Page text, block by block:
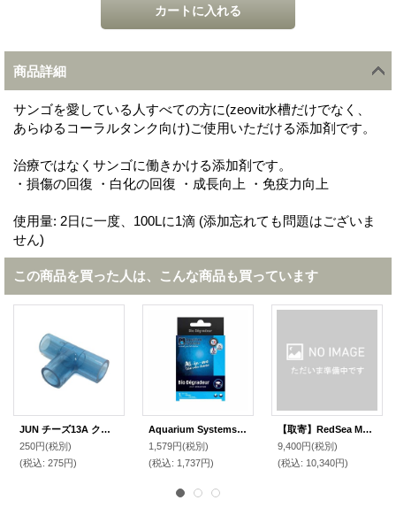
商品詳細
サンゴを愛している人すべての方に(zeovit水槽だけでなく、
あらゆるコーラルタンク向け)ご使用いただける添加剤です。
治療ではなくサンゴに働きかける添加剤です。
・損傷の回復 ・白化の回復 ・成長向上 ・免疫力向上
使用量: 2日に一度、100Lに1滴 (添加忘れても問題はございま
せん)
この商品を買った人は、こんな商品も買っています
JUN チーズ13A クリアブルー
250円(税別)
(税込: 275円)
Aquarium Systems バイオデグレイダーユニドス
1,579円(税別)
(税込: 1,737円)
【取寄】RedSea MAX Nano用 サンプスクリーン
9,400円(税別)
(税込: 10,340円)